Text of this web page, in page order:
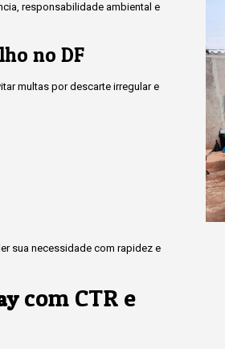
responsabilidade ambiental e
no DF
multas por descarte irregular e
sua necessidade com rapidez e
com CTR e